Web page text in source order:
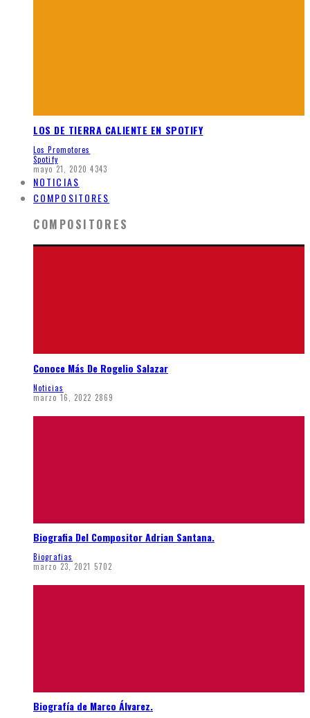
LOS DE TIERRA CALIENTE EN SPOTIFY
Los Promotores
Spotify
mayo 21, 2020 4343
NOTICIAS
COMPOSITORES
COMPOSITORES
Conoce Más De Rogelio Salazar
Noticias
marzo 16, 2022 2869
Biografia Del Compositor Adrian Santana.
Biografias
marzo 23, 2021 5702
Biografía de Marco Álvarez.